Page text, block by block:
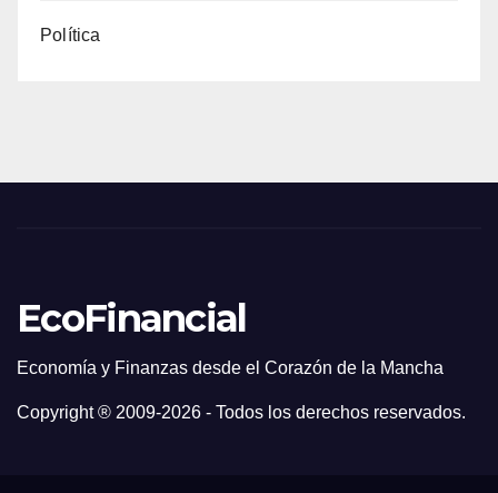
Política
EcoFinancial
Economía y Finanzas desde el Corazón de la Mancha
Copyright ® 2009-2026 - Todos los derechos reservados.